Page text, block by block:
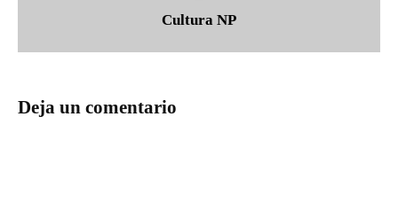
Cultura NP
Deja un comentario